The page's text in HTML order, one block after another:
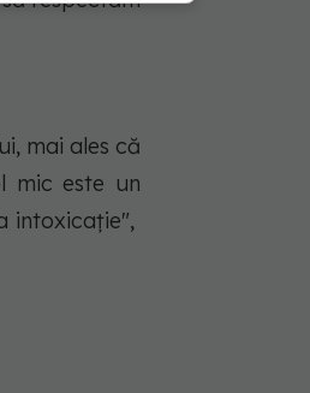
mai ales că
mic este un
intoxicație",